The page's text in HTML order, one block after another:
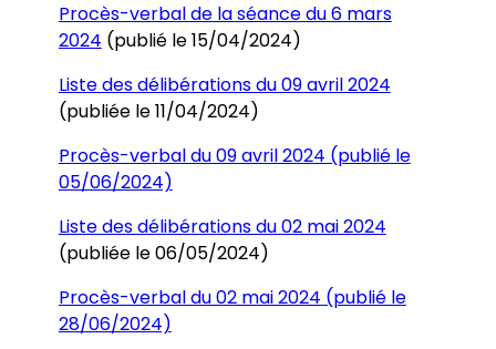
Procès-verbal de la séance du 6 mars
2024 (publié le 15/04/2024)
Liste des délibérations du 09 avril 2024
(publiée le 11/04/2024)
Procès-verbal du 09 avril 2024 (publié le
05/06/2024)
Liste des délibérations du 02 mai 2024
(publiée le 06/05/2024)
Procès-verbal du 02 mai 2024 (publié le
28/06/2024)